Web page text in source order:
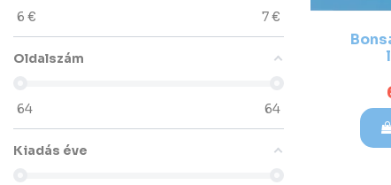
6 € 7€
Oldalszám
64 64
Kiadás éve